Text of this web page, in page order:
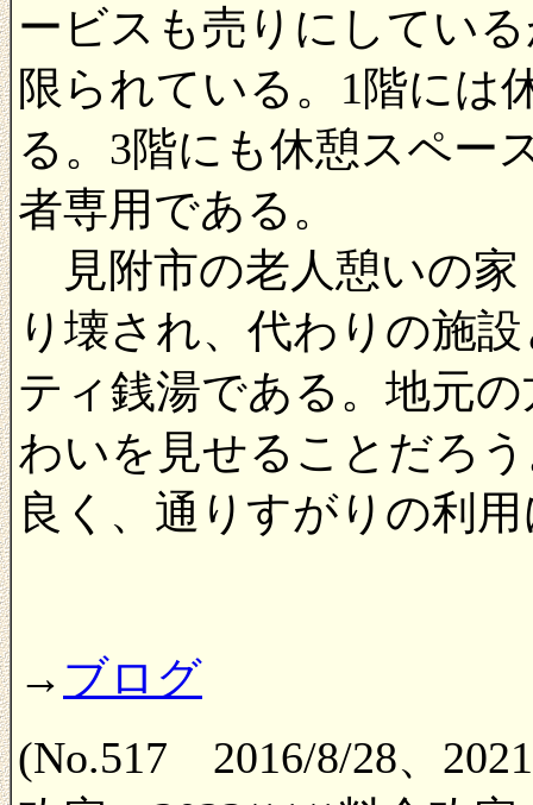
ービスも売りにしてい
限られている。1階には
る。3階にも休憩スペー
者専用である。
見附市の老人憩いの家
り壊され、代わりの施
ティ銭湯である。地元
わいを見せることだろ
良く、通りすがりの利
→ ブログ
(No.517 2016/8/28、